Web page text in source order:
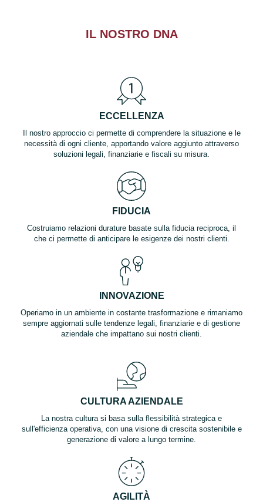
IL NOSTRO DNA
ECCELLENZA
Il nostro approccio ci permette di comprendere la situazione e le
necessità di ogni cliente, apportando valore aggiunto attraverso
soluzioni legali, finanziarie e fiscali su misura.
FIDUCIA
Costruiamo relazioni durature basate sulla fiducia reciproca, il
che ci permette di anticipare le esigenze dei nostri clienti.
INNOVAZIONE
Operiamo in un ambiente in costante trasformazione e rimaniamo
sempre aggiornati sulle tendenze legali, finanziarie e di gestione
aziendale che impattano sui nostri clienti.
CULTURA AZIENDALE
La nostra cultura si basa sulla flessibilità strategica e
sull'efficienza operativa, con una visione di crescita sostenibile e
generazione di valore a lungo termine.
AGILITÀ